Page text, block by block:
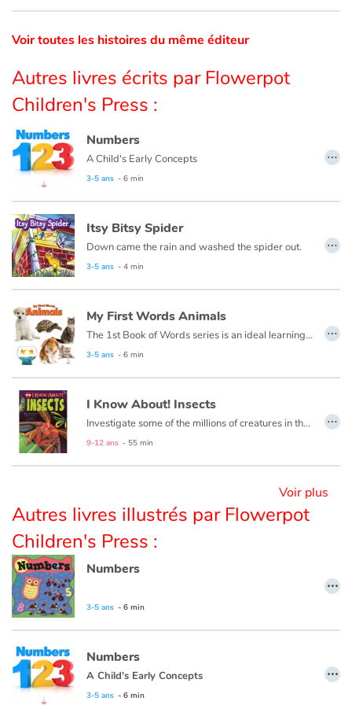
Catalogue anglais
Contraste +
Aide
Accueil
Famille
Écoles
Vidéos & Tutoriaux
Blog
Actualités
Rencontres et témoignages
Contes d'ici et d'ailleurs
Autour de la lecture
Apprendre à lire
Livre audio
Voir toutes les histoires du même éditeur
Autres livres écrits par Flowerpot
Children's Press :
Numbers
A Child's Early Concepts
3-5 ans - 6 min
…
Itsy Bitsy Spider
Down came the rain and washed the spider out.
3-5 ans - 4 min
…
My First Words Animals
The 1st Book of Words series is an ideal learning tool for budding young minds. Every page is filled with vivid, close-up photos of familiar people, places and things, illustrating simple word concepts that expand vocabulary skills.
3-5 ans - 6 min
…
I Know About! Insects
Investigate some of the millions of creatures in the species of insects!
9-12 ans - 55 min
…
Voir plus
Autres livres illustrés par Flowerpot
Children's Press :
Numbers
3-5 ans - 6 min
…
Numbers
A Child's Early Concepts
3-5 ans - 6 min
…